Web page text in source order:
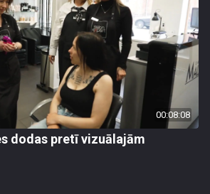
00:08:08
dodas pretī vizuālajām